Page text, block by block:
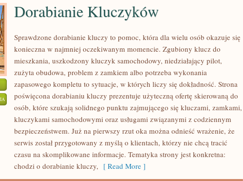
DORABIANIE
KLUCZYKÓW
Dorabianie Kluczyków
Sprawdzone dorabianie kluczy to pomoc, która dla wielu osób okazuje się
konieczna w najmniej oczekiwanym momencie. Zgubiony klucz do
mieszkania, uszkodzony kluczyk samochodowy, niedziałający pilot,
zużyta obudowa, problem z zamkiem albo potrzeba wykonania
zapasowego kompletu to sytuacje, w których liczy się dokładność. Strona
poświęcona dorabianiu kluczy prezentuje użyteczną ofertę skierowaną do
osób, które szukają solidnego punktu zajmującego się kluczami, zamkami,
kluczykami samochodowymi oraz usługami związanymi z codziennym
bezpieczeństwem. Już na pierwszy rzut oka można odnieść wrażenie, że
serwis został przygotowany z myślą o klientach, którzy nie chcą tracić
czasu na skomplikowane informacje. Tematyka strony jest konkretna:
chodzi o dorabianie kluczy, [ Read More ]